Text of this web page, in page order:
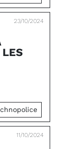
23/10/2024
11/10/2024